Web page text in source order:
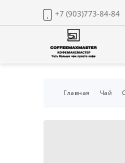
+7 (903)773-84-84
Главная Чай